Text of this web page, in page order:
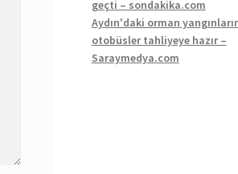
geçti – sondakika.com
Aydın'daki orman
otobüsler tahliyeye hazır –
Saraymedya.com